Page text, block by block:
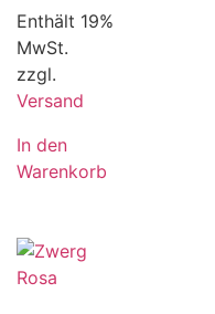
Enthält 19%
MwSt.
zzgl.
Versand
In den
Warenkorb